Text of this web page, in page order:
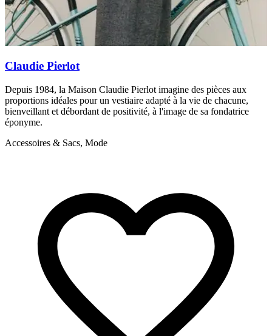
Claudie Pierlot
Depuis 1984, la Maison Claudie Pierlot imagine des pièces aux
proportions idéales pour un vestiaire adapté à la vie de chacune,
bienveillant et débordant de positivité, à l'image de sa fondatrice
éponyme.
Accessoires & Sacs, Mode